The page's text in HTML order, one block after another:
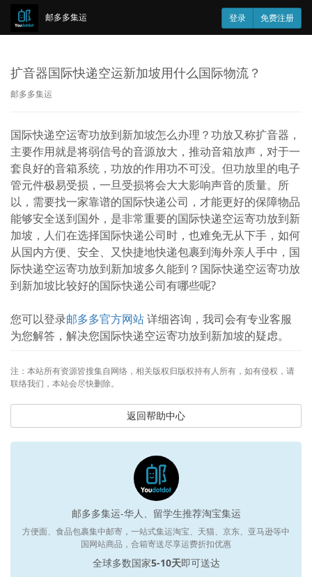
邮多多集运 登录 免费注册
扩音器国际快递空运新加坡用什么国际物流？
邮多多集运
国际快递空运寄功放到新加坡怎么办理？功放又称扩音器，
主要作用就是将弱信号的音源放大，推动音箱放声，对于一
套良好的音箱系统，功放的作用功不可没。但功放里的电子
管元件极易受损，一旦受损将会大大影响声音的质量。所
以，需要找一家靠谱的国际快递公司，才能更好的保障物品
能够安全送到国外，是非常重要的国际快递空运寄功放到新
加坡，人们在选择国际快递公司时，也难免无从下手，如何
从国内方便、安全、又快捷地快递包裹到海外亲人手中，国
际快递空运寄功放到新加坡多久能到？国际快递空运寄功放
到新加坡比较好的国际快递公司有哪些呢?
您可以登录邮多多官方网站详细咨询，我司会有专业客服
为您解答，解决您国际快递空运寄功放到新加坡的疑虑。
注：本站所有资源皆搜集自网络，相关版权归版权持有人所有，如有侵权，请
联络我们，本站会尽快删除。
返回帮助中心
邮多多集运-华人、留学生推荐淘宝集运
方便面、食品包裹集中邮寄，一站式集运淘宝、天猫、京东、亚马逊等中
国网站商品，合箱寄送尽享运费折扣优惠
全球多数国家5-10天即可送达